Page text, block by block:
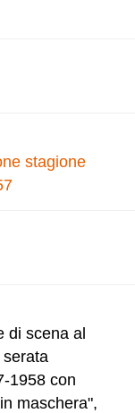
stagione
di scena al
serata
1958 con
maschera",